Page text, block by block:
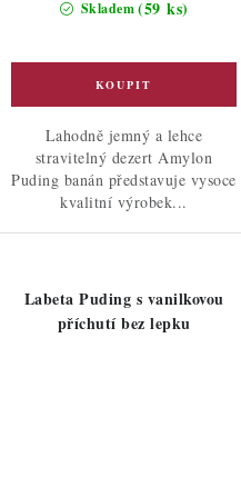
Skladem(59 ks)
Lahodně jemný a lehce
stravitelný dezert Amylon
Puding banán představuje vysoce
kvalitní výrobek...
Labeta Puding s vanilkovou
příchutí bez lepku